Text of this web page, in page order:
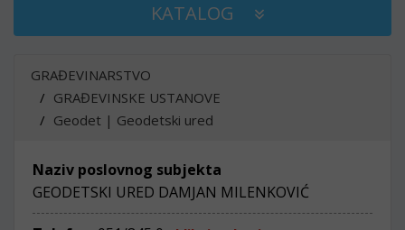
KATALOG
GRAĐEVINARSTVO
GRAĐEVINSKE USTANOVE
Geodet | Geodetski ured
Naziv poslovnog subjekta
GEODETSKI URED DAMJAN MILENKOVIĆ